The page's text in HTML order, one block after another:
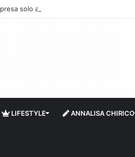
solo a settembre
LIFESTYLE ANNALISA CHIRICO